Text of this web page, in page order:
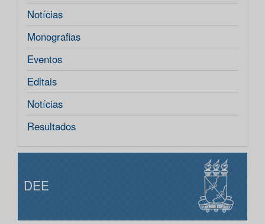
Notícias
Monografias
Eventos
Editais
Notícias
Resultados
DEE